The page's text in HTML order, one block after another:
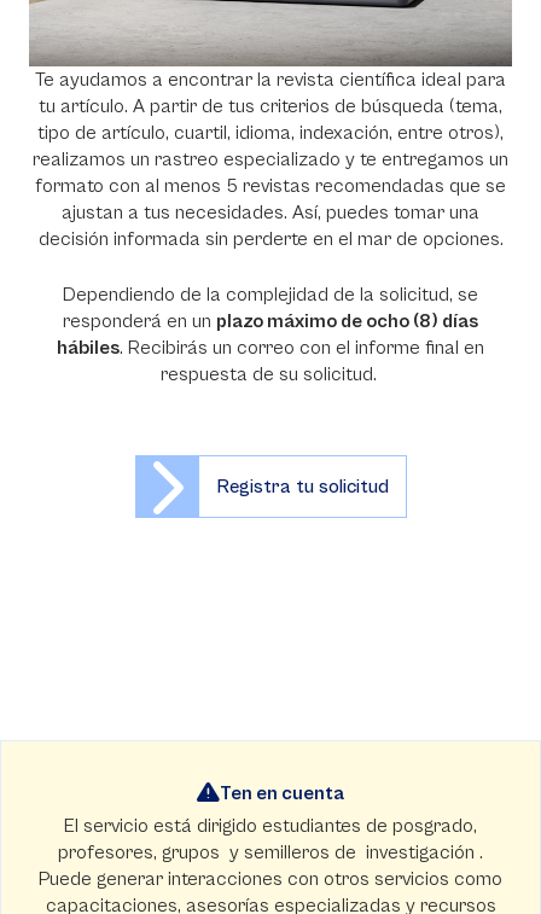
Te ayudamos a encontrar la revista científica ideal para
tu artículo. A partir de tus criterios de búsqueda (tema,
tipo de artículo, cuartil, idioma, indexación, entre otros),
realizamos un rastreo especializado y te entregamos un
formato con al menos 5 revistas recomendadas que se
ajustan a tus necesidades. Así, puedes tomar una
decisión informada sin perderte en el mar de opciones.
Dependiendo de la complejidad de la solicitud, se
responderá en un plazo máximo de ocho (8) días
hábiles. Recibirás un correo con el informe final en
respuesta de su solicitud.
Registra tu solicitud
Ten en cuenta
El servicio está dirigido estudiantes de posgrado,
profesores, grupos y semilleros de investigación .
Puede generar interacciones con otros servicios como
capacitaciones, asesorías especializadas y recursos